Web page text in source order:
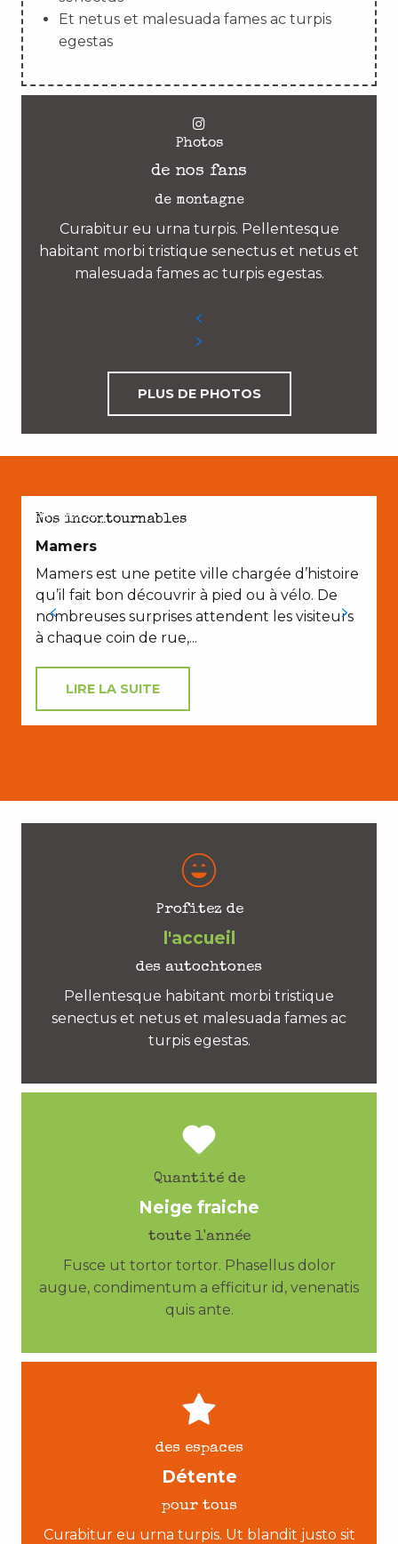
Et netus et malesuada fames ac turpis
egestas
Photos
de nos fans
de montagne
Curabitur eu urna turpis. Pellentesque
habitant morbi tristique senectus et netus et
malesuada fames ac turpis egestas.
PLUS DE PHOTOS
EN COUPLE
Nos incontournables
Mamers
Mamers est une petite ville chargée d’histoire
qu’il fait bon découvrir à pied ou à vélo. De
nombreuses surprises attendent les visiteurs
à chaque coin de rue,...
LIRE LA SUITE
Profitez de
l'accueil
des autochtones
Pellentesque habitant morbi tristique
senectus et netus et malesuada fames ac
turpis egestas.
Quantité de
Neige fraiche
toute l'année
Fusce ut tortor tortor. Phasellus dolor
augue, condimentum a efficitur id, venenatis
quis ante.
des espaces
Détente
pour tous
Curabitur eu urna turpis. Ut blandit justo sit